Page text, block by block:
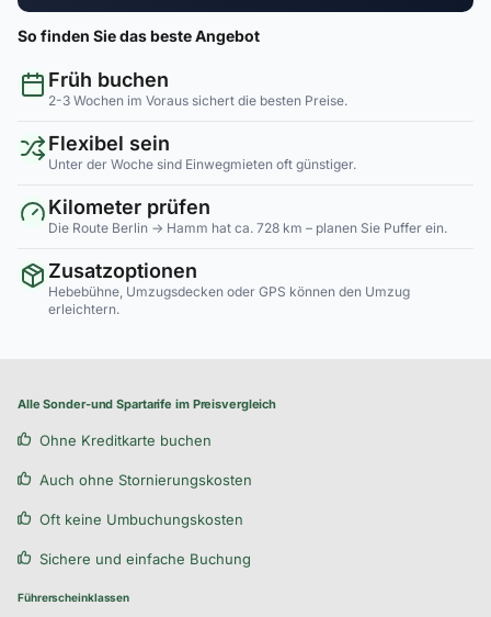
So finden Sie das beste Angebot
Früh buchen
2-3 Wochen im Voraus sichert die besten Preise.
Flexibel sein
Unter der Woche sind Einwegmieten oft günstiger.
Kilometer prüfen
Die Route Berlin → Hamm hat ca. 728 km – planen Sie Puffer ein.
Zusatzoptionen
Hebebühne, Umzugsdecken oder GPS können den Umzug
erleichtern.
Alle Sonder-und Spartarife im Preisvergleich
Ohne Kreditkarte buchen
Auch ohne Stornierungskosten
Oft keine Umbuchungskosten
Sichere und einfache Buchung
Führerscheinklassen